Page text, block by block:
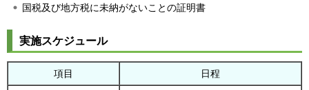
国税及び地方税に未納がないことの証明書
実施スケジュール
項目 日程